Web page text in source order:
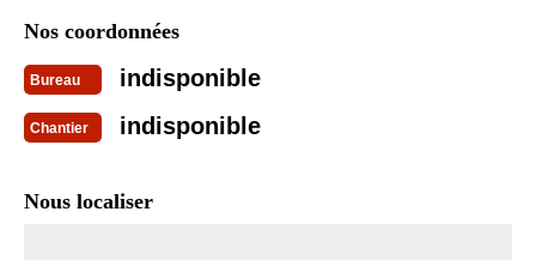
Nos coordonnées
Bureau indisponible
Chantier indisponible
Nous localiser